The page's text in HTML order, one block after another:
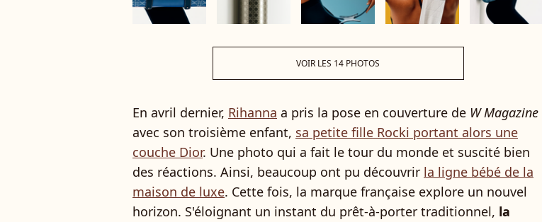
VOIR LES 14 PHOTOS
En avril dernier, Rihanna a pris la pose en couverture de W Magazine
avec son troisième enfant, sa petite fille Rocki portant alors une
couche Dior. Une photo qui a fait le tour du monde et suscité bien
des réactions. Ainsi, beaucoup ont pu découvrir la ligne bébé de la
maison de luxe. Cette fois, la marque française explore un nouvel
horizon. S'éloignant un instant du prêt-à-porter traditionnel, la